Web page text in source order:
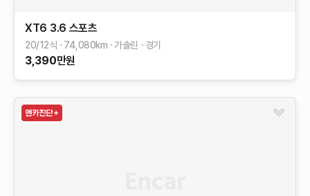
XT6 3.6 스포츠
20/12식 74,080km 가솔린 경기
3,390만원